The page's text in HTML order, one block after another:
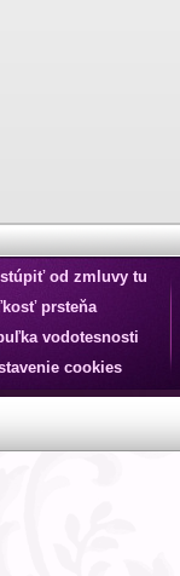
od zmluvy tu
prsteňa
vodotesnosti
cookies